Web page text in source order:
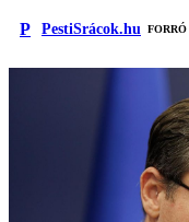
P PestiSrácok.hu